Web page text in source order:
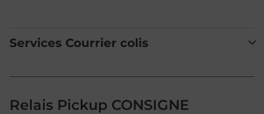
Services Courrier colis
Relais Pickup CONSIGNE